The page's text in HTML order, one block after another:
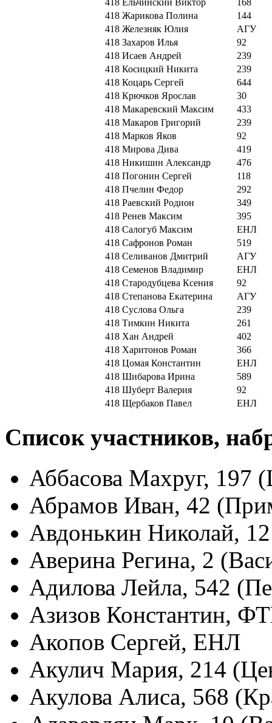
418 Ельчинский Виктор
168
418 Жарикова Полина
144
418 Железняк Юлия
АГУ
418 Захаров Илья
92
418 Исаев Андрей
239
418 Косицкий Никита
239
418 Коцарь Сергей
644
418 Крючков Ярослав
30
418 Макаревский Максим
433
418 Макаров Григорий
239
418 Марков Яков
92
418 Мирова Дива
419
418 Никишин Александр
476
418 Погонин Сергей
118
418 Пчелин Федор
292
418 Раевский Родион
349
418 Ренев Максим
395
418 Салогуб Максим
ЕНЛ
418 Сафронов Роман
519
418 Селиванов Дмитрий
АГУ
418 Семенов Владимир
ЕНЛ
418 Стародубцева Ксения
92
418 Степанова Екатерина
АГУ
418 Суслова Ольга
239
418 Тимкин Никита
261
418 Хан Андрей
402
418 Харитонов Роман
366
418 Цомая Константин
ЕНЛ
418 Шибарова Ирина
589
418 Шуберт Валерия
92
418 Щербаков Павел ЕНЛ
Список участников,
Аббасова Махруг, 197
Абрамов Иван, 42
Авдонькин Николай,
Аверина Регина, 2
Адилова Лейла, 542
Азизов Константин,
Акопов Сергей, ЕНЛ
Акулич Мария, 214
Акулова Алиса, 568